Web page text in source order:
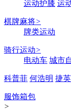
运动护膝 运
棋牌麻将>
牌类运动
骑行运动>
电动车 城市
科普菲 何浩明 捷
服饰箱包
>